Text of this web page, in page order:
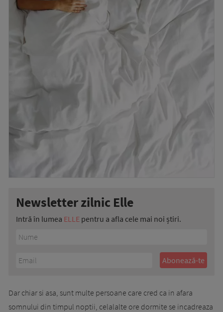
Newsletter zilnic Elle
Intră în lumea ELLE pentru a afla cele mai noi știri.
Dar chiar si asa, sunt multe persoane care cred ca in afara
somnului din timpul noptii, celalalte ore dormite se incadreaza